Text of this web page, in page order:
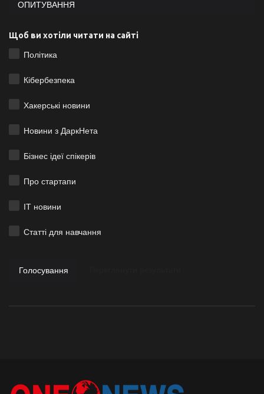
ОПИТУВАННЯ
Щоб ви хотіли читати на сайті
Політика
Кібербезпека
Хакерські новини
Новини з ДаркНета
Бізнес ідеї спікерів
Про стартапи
ІТ новини
Статті для навчання
Голосування